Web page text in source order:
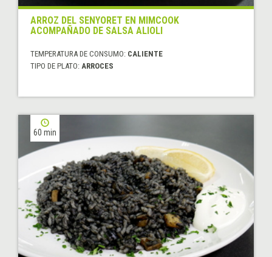
ARROZ DEL SENYORET EN MIMCOOK
ACOMPAÑADO DE SALSA ALIOLI
TEMPERATURA DE CONSUMO: CALIENTE
TIPO DE PLATO: ARROCES
60 min